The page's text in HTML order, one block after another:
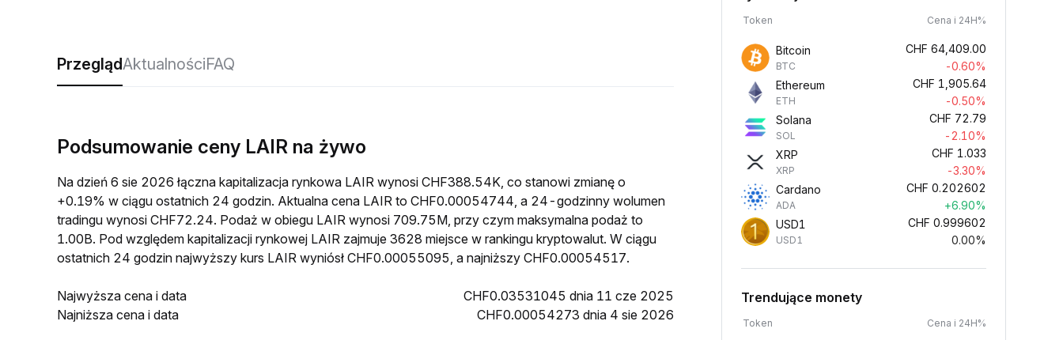
PrzeglądAktualnościFAQ
Podsumowanie ceny LAIR na żywo
Na dzień 6 sie 2026 łączna kapitalizacja rynkowa LAIR wynosi CHF388.54K, co stanowi zmianę o
+0.19% w ciągu ostatnich 24 godzin. Aktualna cena LAIR to CHF0.00054744, a 24-godzinny wolumen
tradingu wynosi CHF72.24. Podaż w obiegu LAIR wynosi 709.75M, przy czym maksymalna podaż to
1.00B. Pod względem kapitalizacji rynkowej LAIR zajmuje 3628 miejsce w rankingu kryptowalut. W ciągu
ostatnich 24 godzin najwyższy kurs LAIR wyniósł CHF0.00055095, a najniższy CHF0.00054517.
Najwyższa cena i data
CHF0.03531045 dnia 11 cze 2025
Najniższa cena i data
CHF0.00054273 dnia 4 sie 2026
Token Cena i 24H%
Bitcoin
BTC
CHF 64,409.00
-0.60%
Ethereum
ETH
CHF 1,905.64
-0.50%
Solana
SOL
CHF 72.79
-2.10%
XRP
XRP
CHF 1.033
-3.30%
Cardano
ADA
CHF 0.202602
+6.90%
USD1
USD1
CHF 0.999602
0.00%
Trendujące monety
Token Cena i 24H%